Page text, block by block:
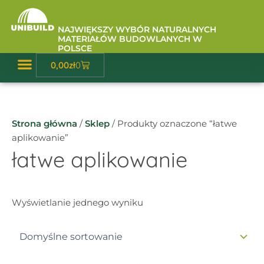
Przejdź
NAJWIĘKSZY WYBÓR NATURALNYCH
MATERIAŁÓW BUDOWLANYCH W
POLSCE
0,00zł0
Wózek
Strona główna /Sklep / Produkty oznaczone “łatwe
aplikowanie”
łatwe aplikowanie
Wyświetlanie jednego wyniku